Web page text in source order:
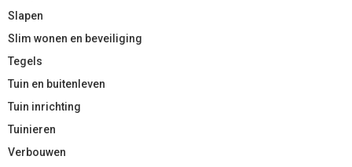
Slapen
Slim wonen en beveiliging
Tegels
Tuin en buitenleven
Tuin inrichting
Tuinieren
Verbouwen